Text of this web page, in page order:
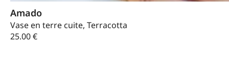
Amado
Vase en terre cuite, Terracotta
25.00€